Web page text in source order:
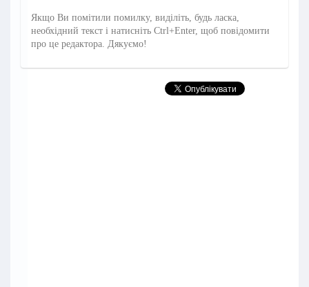
Якщо Ви помітили помилку, виділіть, будь ласка,
необхідний текст і натисніть Ctrl+Enter, щоб повідомити
про це редактора. Дякуємо!